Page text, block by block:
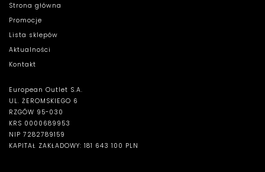
Strona główna
Promocje
Lista sklepów
Aktualności
Kontakt
European Outlet S.A.
UL. ŻEROMSKIEGO 6
RZGÓW 95-030
KRS 0000689953
NIP 7282789159
KAPITAŁ ZAKŁADOWY: 181 643 100 PLN